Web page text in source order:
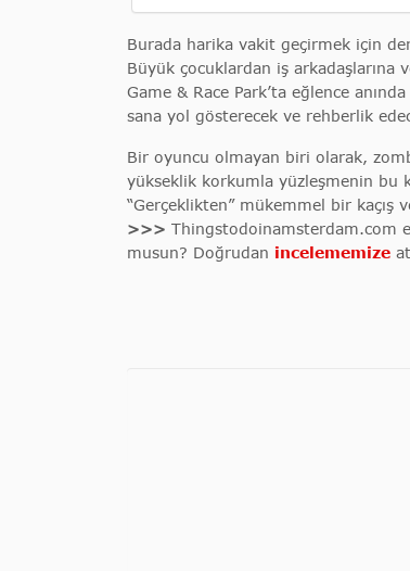
Burada harika vakit geçirmek için
Büyük çocuklardan iş arkadaşlarına
Game & Race Park’ta eğlence
sana yol gösterecek ve rehberlik
Bir oyuncu olmayan biri olarak,
yükseklik korkumla yüzleşmenin bu
“Gerçeklikten” mükemmel bir kaçış
>>> Thingstodoinamsterdam.com
musun? Doğrudan incelememize